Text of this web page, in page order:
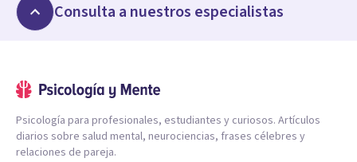
Consulta a nuestros especialistas
Psicología para profesionales, estudiantes y curiosos. Artículos
diarios sobre salud mental, neurociencias, frases célebres y
relaciones de pareja.